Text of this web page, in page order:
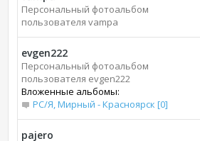
Персональный фотоальбом
пользователя vampa
evgen222
Персональный фотоальбом
пользователя evgen222
Вложенные альбомы:
РС/Я, Мирный - Красноярск [0]
pajero